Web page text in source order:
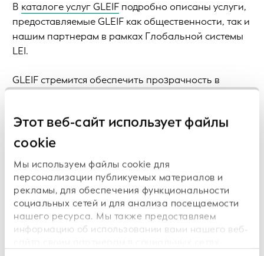
Этот веб-сайт использует файлы
cookie
Мы используем файлы cookie для
персонализации публикуемых материалов и
рекламы, для обеспечения функциональности
социальных сетей и для анализа посещаемости
нашего ресурса. Мы также предоставляем
информацию об использовании вами нашего веб-
В каталоге услуг GLEIF подробно описаны услуги,
предоставляемые GLEIF как общественности, так и
нашим партнерам в рамках Глобальной системы
LEI.
GLEIF стремится обеспечить прозрачность в
которых дается оценка общей эффективности
работы GLEIF. Кроме того, мы
Помимо обеспечения прозрачности, такая оценка
эффективности услуг также выявляет
возможности для улучшения. После выявления эти
возможности стимулируют развитие нашего